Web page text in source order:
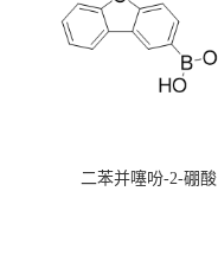
二苯并噻吩-2-硼酸